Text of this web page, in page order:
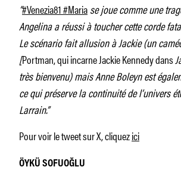
“#Venezia81 #Mariase joue comme une
Angelina a réussi à toucher cette corde
Le scénario fait allusion à Jackie (un
[Portman, qui incarne Jackie Kennedy dans
très bienvenu) mais Anne Boleyn est
ce qui préserve la continuité de l’univers
Larrain.”
Pour voir le tweet sur X, cliquezici
ÖYKÜ SOFUOĞLU